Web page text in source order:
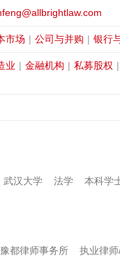
市场 | 公司与并购 | 银行
业 | 金融机构 | 私募股权 |
汉大学 法学 本科学
都律师事务所 执业律师/